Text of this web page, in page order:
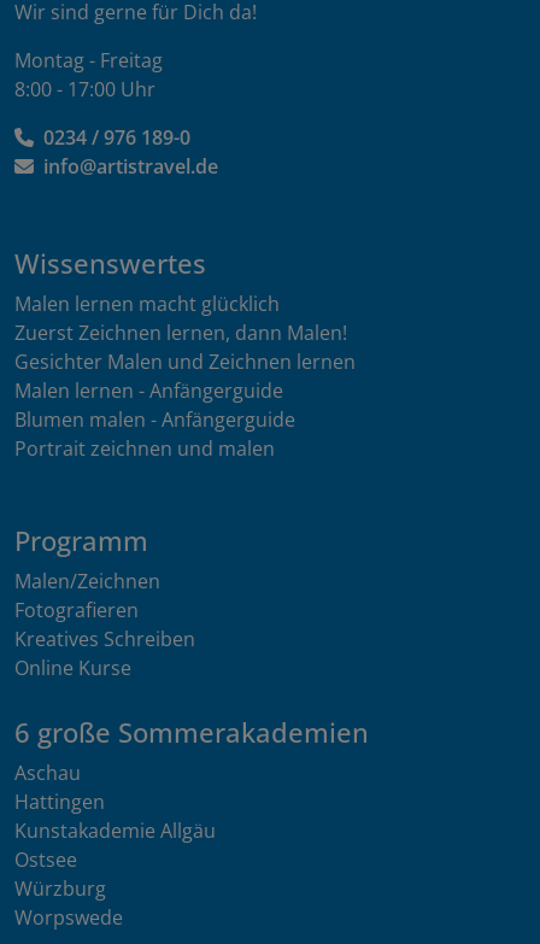
Wir sind gerne für Dich da!
Montag - Freitag
8:00 - 17:00 Uhr
0234 / 976 189-0
info@artistravel.de
Wissenswertes
Malen lernen macht glücklich
Zuerst Zeichnen lernen, dann Malen!
Gesichter Malen und Zeichnen lernen
Malen lernen - Anfängerguide
Blumen malen - Anfängerguide
Portrait zeichnen und malen
Programm
Malen/Zeichnen
Fotografieren
Kreatives Schreiben
Online Kurse
6 große Sommerakademien
Aschau
Hattingen
Kunstakademie Allgäu
Ostsee
Würzburg
Worpswede